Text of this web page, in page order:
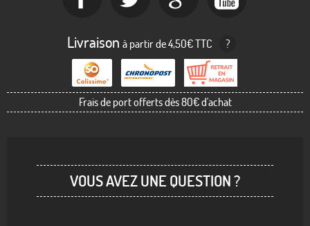
Livraison à partir de 4,50€ TTC ?
Frais de port offerts dès 80€ d'achat
VOUS AVEZ UNE QUESTION ?